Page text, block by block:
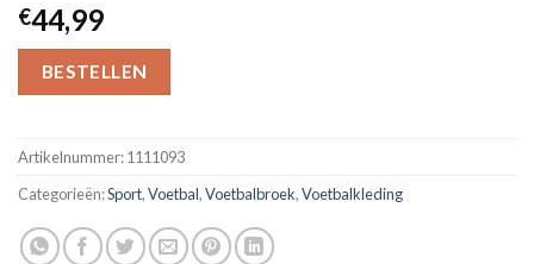
€44,99
BESTELLEN
Artikelnummer:1111093
Categorieën:Sport,Voetbal,Voetbalbroek,Voetbalkleding